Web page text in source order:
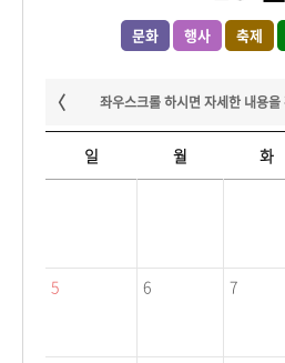
문화 행사 축제
일 월 화
5 6 7